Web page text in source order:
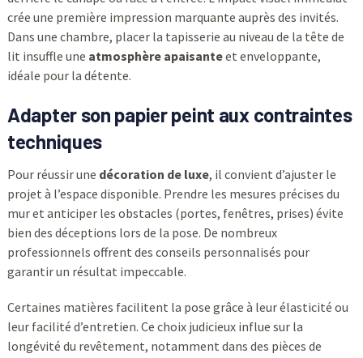
crée une première impression marquante auprès des invités.
Dans une chambre, placer la tapisserie au niveau de la tête de
lit insuffle une atmosphère apaisanteet enveloppante,
idéale pour la détente.
Adapter son papier peint aux contraintes
techniques
Pour réussir une décoration de luxe, il convient d’ajuster le
projet à l’espace disponible. Prendre les mesures précises du
mur et anticiper les obstacles (portes, fenêtres, prises) évite
bien des déceptions lors de la pose. De nombreux
professionnels offrent des conseils personnalisés pour
garantir un résultat impeccable.
Certaines matières facilitent la pose grâce à leur élasticité ou
leur facilité d’entretien. Ce choix judicieux influe sur la
longévité du revêtement, notamment dans des pièces de